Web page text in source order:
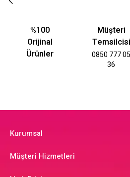
%100
Orijinal
Ürünler
Müşteri
Temsilcisi
0850 777 05
36
Kurumsal
Müşteri Hizmetleri